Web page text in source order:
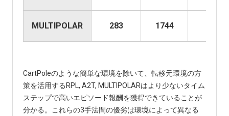
MULTIPOLAR 283 1744
CartPoleのような簡単な環境を除いて、転移元環境の方
策を活用するRPL, A2T, MULTIPOLARはより少ないタイム
ステップで高いエピソード報酬を獲得できていることが
分かる。これらの3手法間の優劣は環境によって異なる